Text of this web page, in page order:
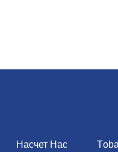
Насчет Нас